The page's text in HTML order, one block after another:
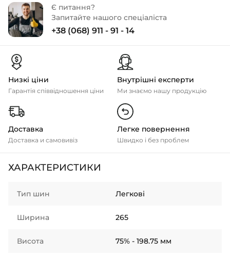
Є питання?
Запитайте нашого спеціаліста
+38 (068) 911 - 91 - 14
Низкі ціни
Гарантія співвідношення ціни
Внутрішні експерти
Ми знаємо нашу продукцію
Доставка
Доставка и самовивіз
Легке повернення
Швидко і без проблем
ХАРАКТЕРИСТИКИ
Тип шин Легкові
Ширина 265
Висота 75% - 198.75 мм